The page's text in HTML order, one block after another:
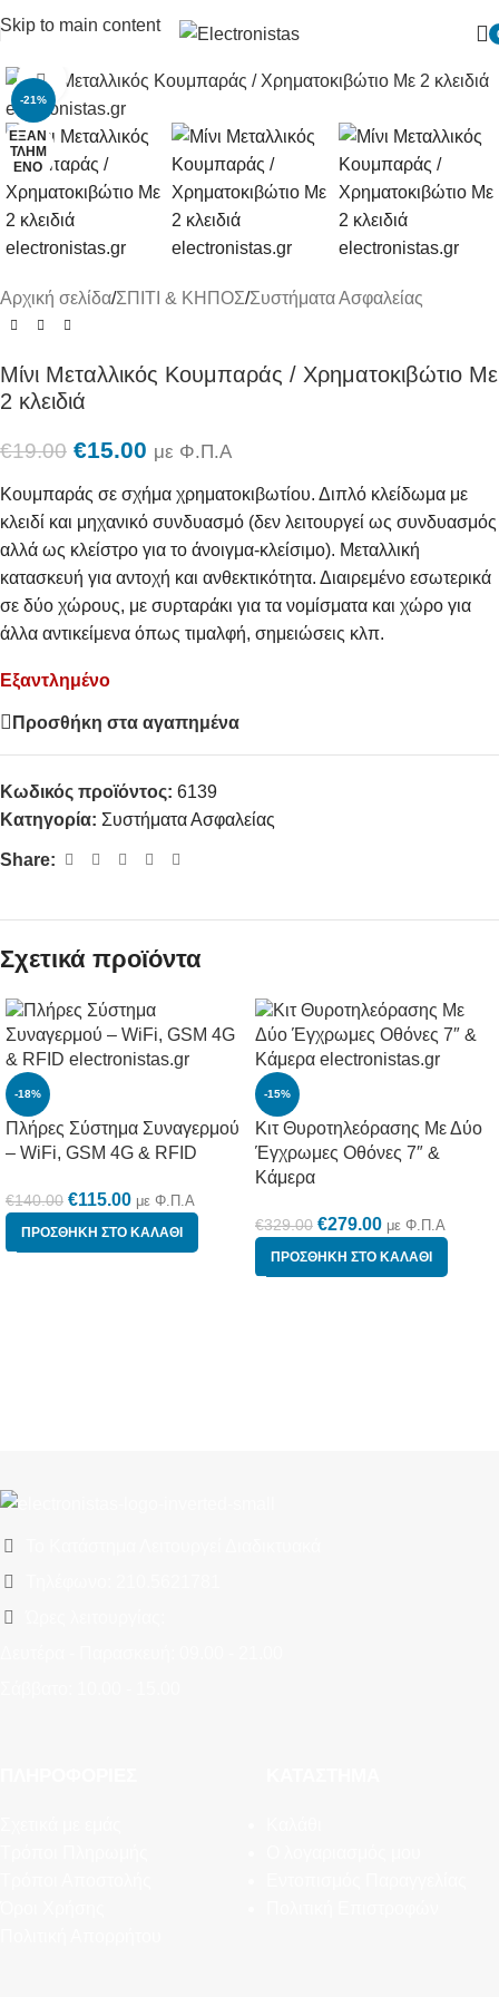
Skip to main content
-21%
ΕΞΑΝ
ΤΛΗΜ
ΈΝΟ
Πατήστε για μεγένθυση
Αρχική σελίδα/ΣΠΙΤΙ & ΚΗΠΟΣ/Συστήματα Ασφαλείας
Μίνι Μεταλλικός Κουμπαράς / Χρηματοκιβώτιο Με
2 κλειδιά
€19.00 €15.00 με Φ.Π.Α
Κουμπαράς σε σχήμα χρηματοκιβωτίου. Διπλό κλείδωμα με
κλειδί και μηχανικό συνδυασμό (δεν λειτουργεί ως συνδυασμός
αλλά ως κλείστρο για το άνοιγμα-κλείσιμο). Μεταλλική
κατασκευή για αντοχή και ανθεκτικότητα. Διαιρεμένο εσωτερικά
σε δύο χώρους, με συρταράκι για τα νομίσματα και χώρο για
άλλα αντικείμενα όπως τιμαλφή, σημειώσεις κλπ.
Εξαντλημένο
Προσθήκη στα αγαπημένα
Κωδικός προϊόντος: 6139
Κατηγορία: Συστήματα Ασφαλείας
Share:
Σχετικά προϊόντα
-18%
Πλήρες Σύστημα Συναγερμού
– WiFi, GSM 4G & RFID
€140.00 €115.00 με Φ.Π.Α
ΠΡΟΣΘΉΚΗ ΣΤΟ ΚΑΛΆΘΙ
-15%
Κιτ Θυροτηλεόρασης Με Δύο
Έγχρωμες Οθόνες 7″ &
Κάμερα
€329.00 €279.00 με Φ.Π.Α
ΠΡΟΣΘΉΚΗ ΣΤΟ ΚΑΛΆΘΙ